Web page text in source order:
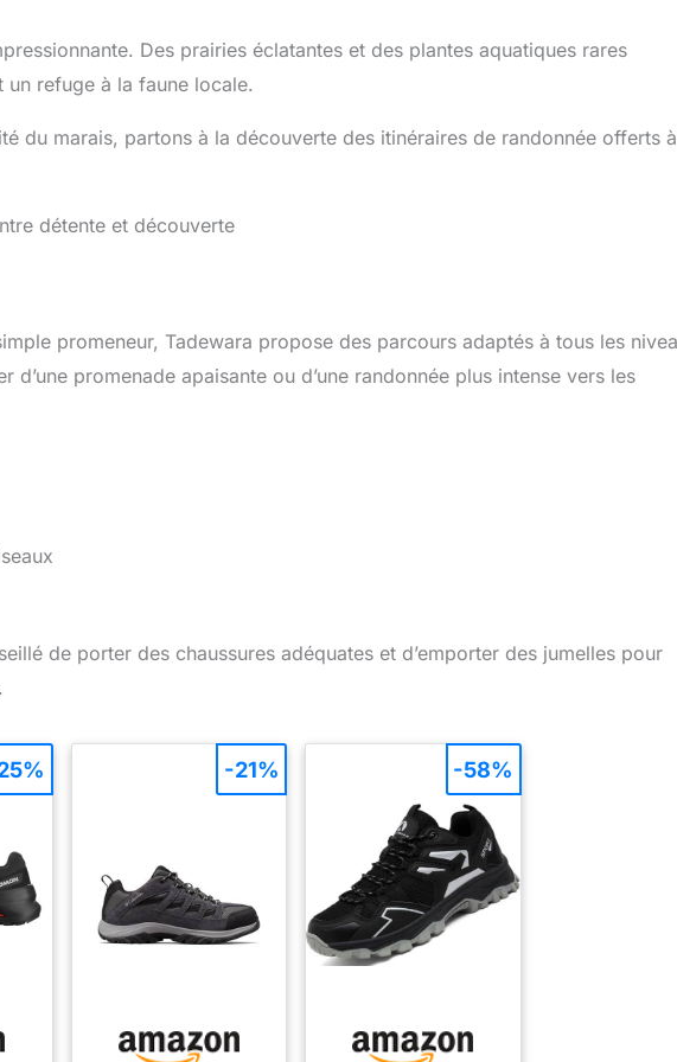
Des prairies éclatantes et des plantes aquatiques rares
un refuge à la faune locale.
du marais, partons à la découverte des itinéraires de randonnée offerts à
détente et découverte
promeneur, Tadewara propose des parcours adaptés à tous les
promenade apaisante ou d’une randonnée plus intense vers les
de porter des chaussures adéquates et d’emporter des jumelles pour
-21% -58%